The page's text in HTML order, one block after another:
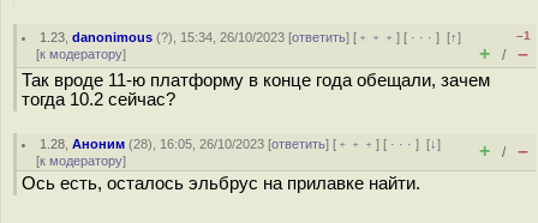
1.23 ,danonimous (?), 15:34, 26/10/2023 [ответить] [ ﹢﹢﹢] [ · · ·][↑]
[к модератору]
–1
+ / –
Так вроде 11-ю платформу в конце года обещали, зачем
тогда 10.2 сейчас?
1.28 ,Аноним (28), 16:05, 26/10/2023 [ответить] [ ﹢﹢﹢] [ · · ·][↓]
[к модератору] + / –
Ось есть, осталось эльбрус на прилавке найти.